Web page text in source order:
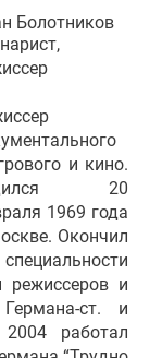
Болотников
и кино.
20
1969 года
Окончил
режиссеров и
ст. и
работал